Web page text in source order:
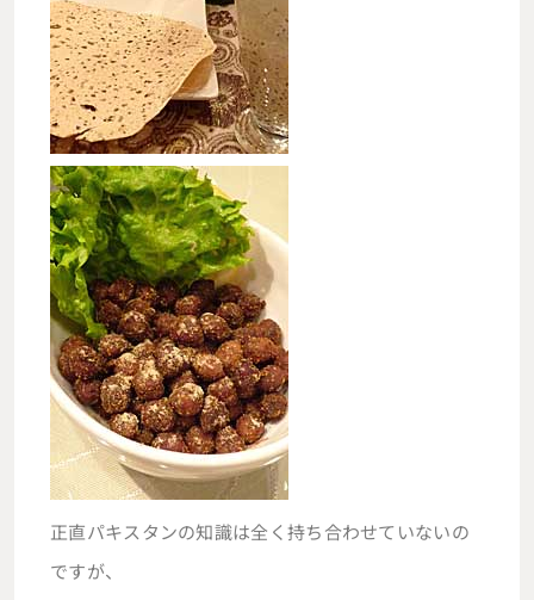
正直パキスタンの知識は全く持ち合わせていないの
ですが、